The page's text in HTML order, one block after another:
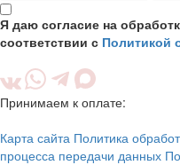
Я даю согласие на
соответствии с Политикой
Принимаем к оплате:
Карта сайта Политика
процесса передачи данных